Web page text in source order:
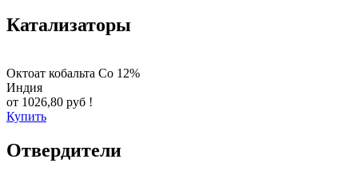
Катализаторы
Октоат кобальта Co 12%
Индия
от 1026,80 руб !
Купить
Отвердители